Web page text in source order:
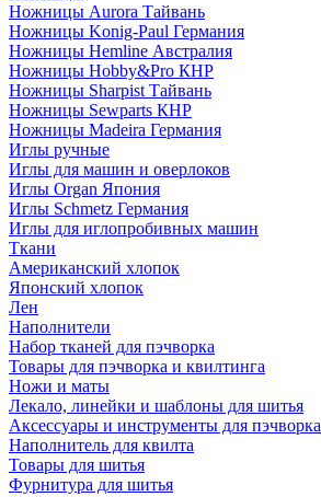
Ножницы Aurora Тайвань
Ножницы Konig-Paul Германия
Ножницы Hemline Австралия
Ножницы Hobby&Pro КНР
Ножницы Sharpist Тайвань
Ножницы Sewparts КНР
Ножницы Madeira Германия
Иглы ручные
Иглы для машин и оверлоков
Иглы Organ Япония
Иглы Schmetz Германия
Иглы для иглопробивных машин
Ткани
Американский хлопок
Японский хлопок
Лен
Наполнители
Набор тканей для пэчворка
Товары для пэчворка и квилтинга
Ножи и маты
Лекало, линейки и шаблоны для шитья
Аксессуары и инструменты для пэчворка
Наполнитель для квилта
Товары для шитья
Фурнитура для шитья